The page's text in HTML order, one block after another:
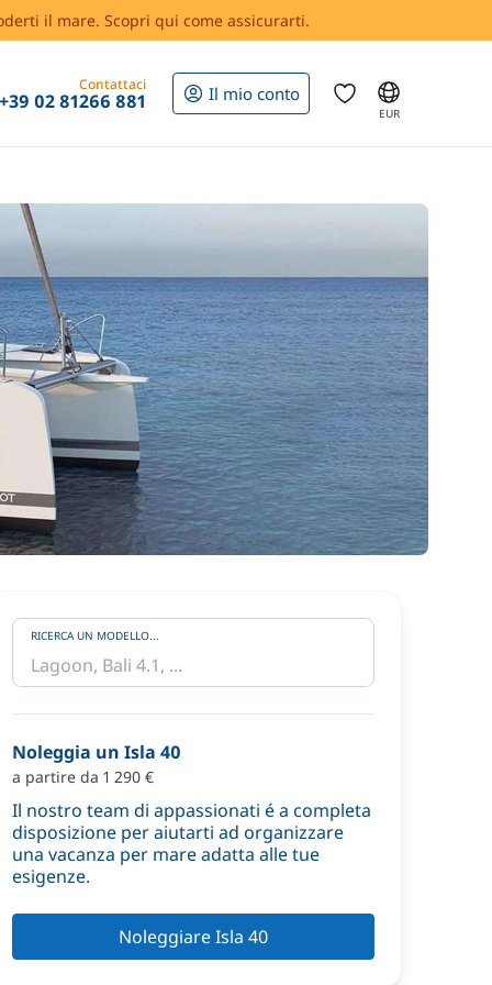
il mare. Scopri qui come assicurarti.
Contattaci
+39 02 81266 881 Il mio conto
EUR
RICERCA UN MODELLO...
Noleggia un Isla 40
a partire da 1 290 €
Il nostro team di appassionati é a completa
disposizione per aiutarti ad organizzare
una vacanza per mare adatta alle tue
esigenze.
Noleggiare Isla 40